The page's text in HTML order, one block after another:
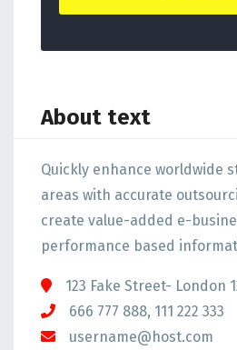
About text
Quickly enhance worldwide
areas with accurate
create value-added e-
performance based
123 Fake Street- London
666 777 888, 111 222 333
username@host.com